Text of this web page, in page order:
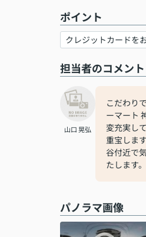
ポイント
クレジットカードを
担当者のコメント
山口 晃弘
こだわり
ーマート
変充実し
重宝しま
谷付近で
たします。
パノラマ画像